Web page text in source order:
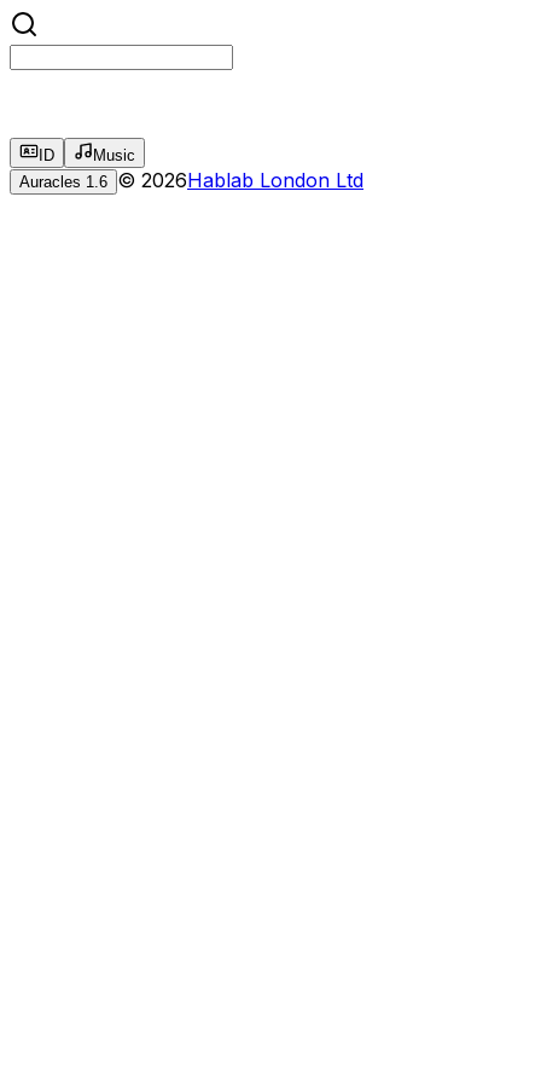
ID
Music
Auracles 1.6 © 2026Hablab London Ltd